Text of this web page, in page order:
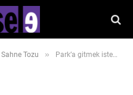
Sahne Tozu » Park’a gitmek isteyen parmak kaldırsın!